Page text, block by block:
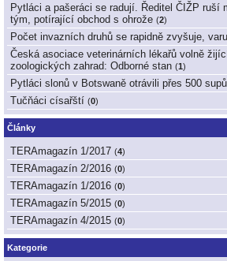
Pytláci a pašeráci se radují. Ředitel ČIŽP ruší
tým, potírající obchod s ohrože (2)
Počet invazních druhů se rapidně zvyšuje,
Česká asociace veterinárních lékařů volně
zoologických zahrad: Odborné stan (1)
Pytláci slonů v Botswaně otrávili přes 500 supů
Tučňáci císařští (0)
Články
TERAmagazín 1/2017 (4)
TERAmagazín 2/2016 (0)
TERAmagazín 1/2016 (0)
TERAmagazín 5/2015 (0)
TERAmagazín 4/2015 (0)
Kategorie